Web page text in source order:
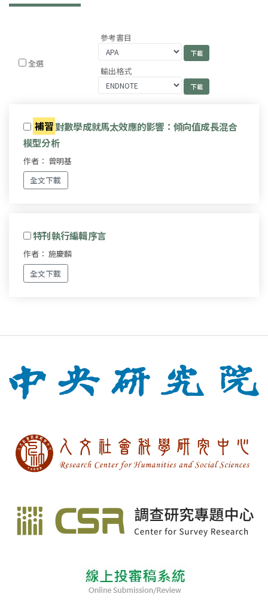
全選
參考書目
輸出格式
補習對數學成就馬太效應的影響：傾向值成長混合
模型分析
作者： 曾明基
全文下載
特刊執行編輯序言
作者： 施慶麟
全文下載